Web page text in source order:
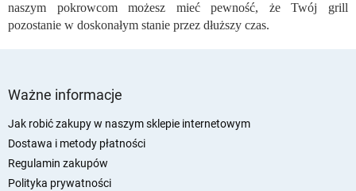
naszym pokrowcom możesz mieć pewność, że Twój grill
pozostanie w doskonałym stanie przez dłuższy czas.
Ważne informacje
Jak robić zakupy w naszym sklepie internetowym
Dostawa i metody płatności
Regulamin zakupów
Polityka prywatności